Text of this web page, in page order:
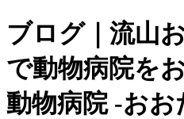
ブログ｜流山
で動物病院を
動物病院 -お